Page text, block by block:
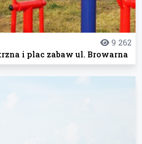
9 262
i plac zabaw ul. Browarna